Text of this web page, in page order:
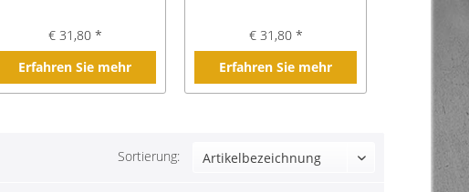
€ 31,80 *
Erfahren Sie mehr
€ 31,80 *
Erfahren Sie mehr
Sortierung: